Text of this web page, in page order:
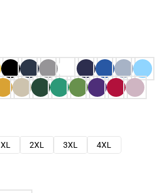
XL 2XL 3XL
4XL